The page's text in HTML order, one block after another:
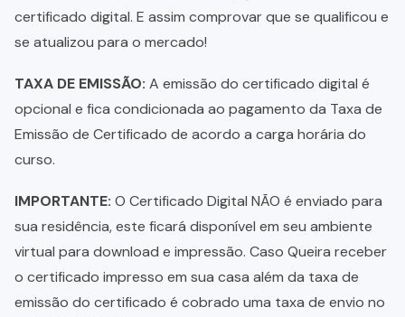
certificado digital. E assim comprovar que se qualificou e
se atualizou para o mercado!
TAXA DE EMISSÃO: A emissão do certificado digital é
opcional e fica condicionada ao pagamento da Taxa de
Emissão de Certificado de acordo a carga horária do
curso.
IMPORTANTE: O Certificado Digital NÃO é enviado para
sua residência, este ficará disponível em seu ambiente
virtual para download e impressão. Caso Queira receber
o certificado impresso em sua casa além da taxa de
emissão do certificado é cobrado uma taxa de envio no